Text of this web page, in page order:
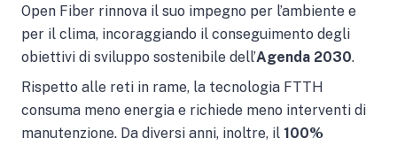
Open Fiber rinnova il suo impegno per l’ambiente e
per il clima, incoraggiando il conseguimento degli
obiettivi di sviluppo sostenibile dell’Agenda 2030.
Rispetto alle reti in rame, la tecnologia FTTH
consuma meno energia e richiede meno interventi di
manutenzione. Da diversi anni, inoltre, il 100%